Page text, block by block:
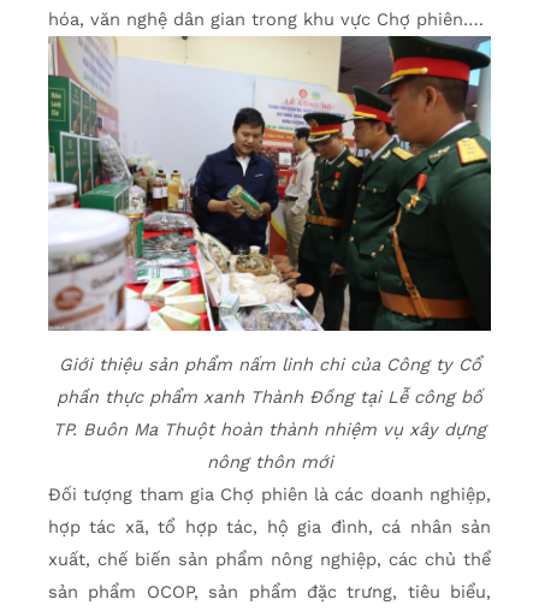
hóa, văn nghệ dân gian trong khu vực Chợ phiên….
Giới thiệu sản phẩm nấm linh chi của Công ty Cổ
phần thực phẩm xanh Thành Đồng tại Lễ công bố
TP. Buôn Ma Thuột hoàn thành nhiệm vụ xây dựng
nông thôn mới
Đối tượng tham gia Chợ phiên là các doanh nghiệp,
hợp tác xã, tổ hợp tác, hộ gia đình, cá nhân sản
xuất, chế biến sản phẩm nông nghiệp, các chủ thể
sản phẩm OCOP, sản phẩm đặc trưng, tiêu biểu,